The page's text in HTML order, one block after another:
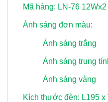
Mã hàng: LN-76 12Wx2
Ánh sáng đơn màu:
Ánh sáng trắng
Ánh sáng trung
Ánh sáng vàng
Kích thước đèn: L195 x